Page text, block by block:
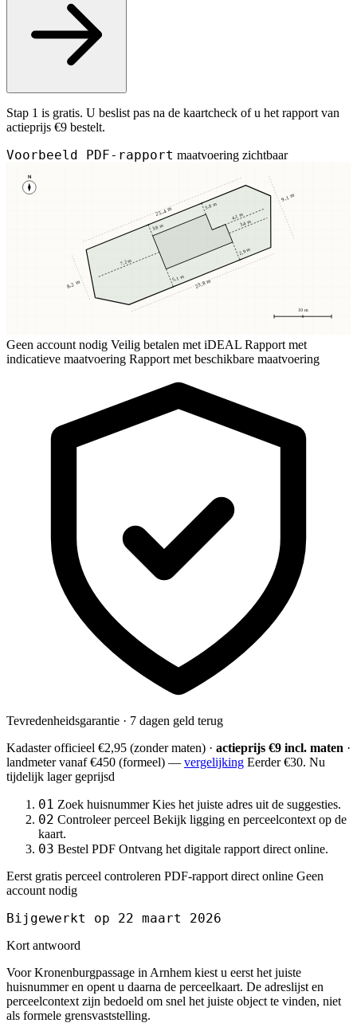
Stap 1 is gratis. U beslist pas na de kaartcheck of u het rapport van
actieprijs €9 bestelt.
Voorbeeld PDF-rapport maatvoering zichtbaar
N
10 m
3,8 m
3,8 m
5,1 m
2,9 m
7,2 m
3,4 m
4,1 m
25,4 m
23,8 m
8,2 m
9,1 m
Geen account nodig Veilig betalen met iDEAL Rapport met
indicatieve maatvoering Rapport met beschikbare maatvoering
Tevredenheidsgarantie · 7 dagen geld terug
Kadaster officieel €2,95 (zonder maten) · actieprijs €9 incl. maten ·
landmetervanaf €450 (formeel) — vergelijking Eerder €30. Nu
tijdelijk lager geprijsd
01 Zoek huisnummer Kies het juiste adres uit de suggesties.
02 Controleer perceel Bekijk ligging en perceelcontext op de
kaart.
03 Bestel PDF Ontvang het digitale rapport direct online.
Eerst gratis perceel controleren PDF-rapport direct online Geen
account nodig
Bijgewerkt op 22 maart 2026
Kort antwoord
Voor Kronenburgpassage in Arnhem kiest u eerst het juiste
huisnummer en opent u daarna de perceelkaart. De adreslijst en
perceelcontext zijn bedoeld om snel het juiste object te vinden, niet
als formele grensvaststelling.